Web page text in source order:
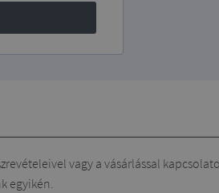
vagy a vásárlással
egyikén.